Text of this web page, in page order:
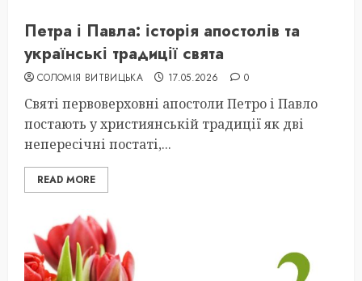
Петра і Павла: історія апостолів та
українські традиції свята
СОЛОМІЯ ВИТВИЦЬКА 17.05.2026 0
Святі первоверховні апостоли Петро і Павло
постають у християнській традиції як дві
непересічні постаті,...
READ MORE